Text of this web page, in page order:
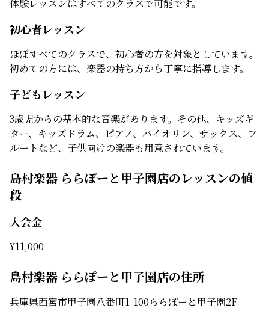
体験レッスンはすべてのクラスで可能です。
初心者レッスン
ほぼすべてのクラスで、初心者の方を対象としています。
初めての方には、楽器の持ち方から丁寧に指導します。
子どもレッスン
3歳児からの基本的な音楽があります。その他、キッズギ
ター、キッズドラム、ピアノ、バイオリン、サックス、フ
ルートなど、子供向けの楽器も用意されています。
島村楽器 ららぽーと甲子園店のレッスンの値
段
入会金
¥11,000
島村楽器 ららぽーと甲子園店の住所
兵庫県西宮市甲子園八番町1-100ららぽーと甲子園2F